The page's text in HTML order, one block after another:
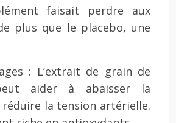
faisait perdre aux
plus que le placebo, une
: L’extrait de grain de
aider à abaisser la
réduire la tension artérielle.